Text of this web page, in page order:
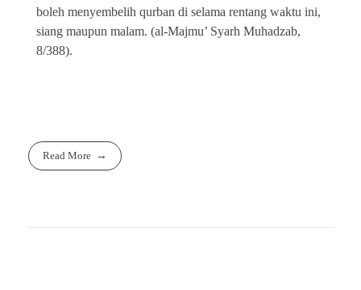
boleh menyembelih qurban di selama rentang waktu ini,
siang maupun malam. (al-Majmu’ Syarh Muhadzab,
8/388).
Read More